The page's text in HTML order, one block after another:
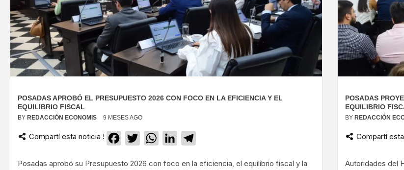
POSADAS APROBÓ EL PRESUPUESTO 2026 CON FOCO EN LA EFICIENCIA Y EL
EQUILIBRIO FISCAL
BY REDACCIÓN ECONOMIS 9 MESES AGO
Compartí esta noticia ! Facebook
TwitterWhatsApp
LinkedIn
Posadas aprobó su Presupuesto 2026 con foco en la eficiencia, el equilibrio fiscal y la
POSADAS
EQUILIBRIO
BY REDACCIÓN
Compartí
Autoridades del